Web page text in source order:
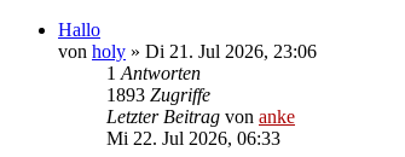
Hallo
von holy » Di 21. Jul 2026, 23:06
1 Antworten
1893 Zugriffe
Letzter Beitrag von anke
Mi 22. Jul 2026, 06:33